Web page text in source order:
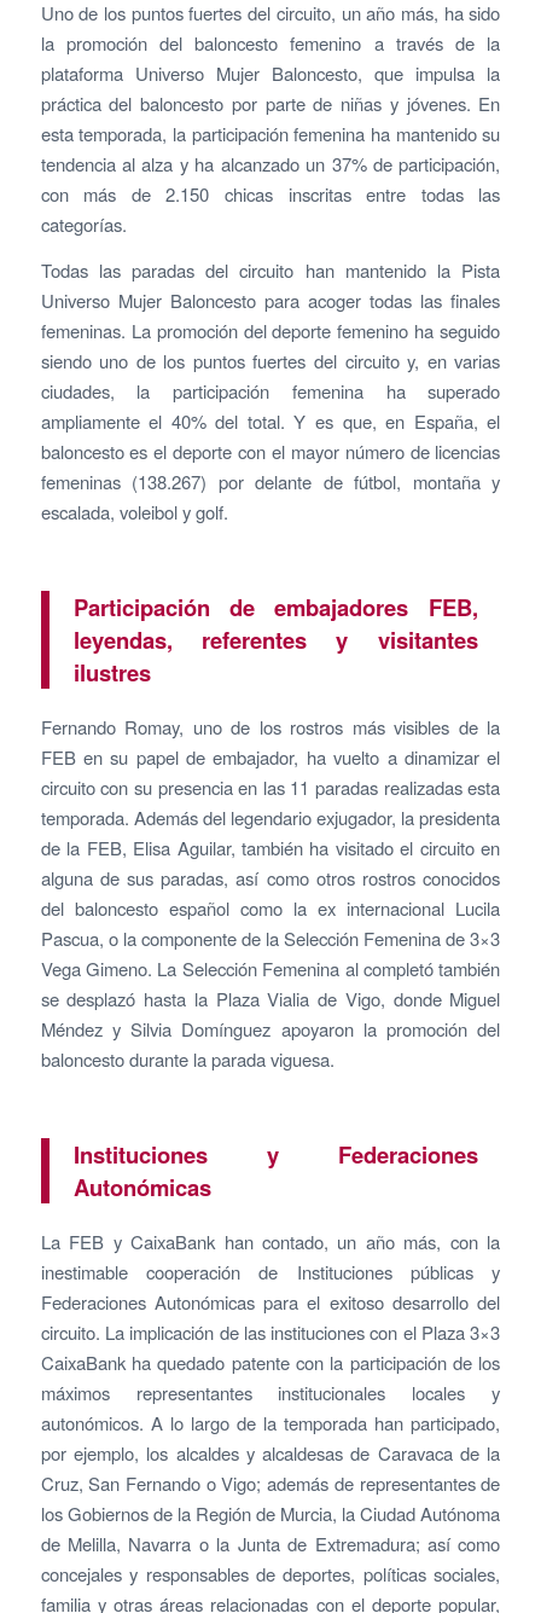
Uno de los puntos fuertes del circuito, un año más, ha sido
la promoción del baloncesto femenino a través de la
plataforma Universo Mujer Baloncesto, que impulsa la
práctica del baloncesto por parte de niñas y jóvenes. En
esta temporada, la participación femenina ha mantenido su
tendencia al alza y ha alcanzado un 37% de participación,
con más de 2.150 chicas inscritas entre todas las
categorías.
Todas las paradas del circuito han mantenido la Pista
Universo Mujer Baloncesto para acoger todas las finales
femeninas. La promoción del deporte femenino ha seguido
siendo uno de los puntos fuertes del circuito y, en varias
ciudades, la participación femenina ha superado
ampliamente el 40% del total. Y es que, en España, el
baloncesto es el deporte con el mayor número de licencias
femeninas (138.267) por delante de fútbol, montaña y
escalada, voleibol y golf.
Participación de embajadores FEB,
leyendas, referentes y visitantes
ilustres
Fernando Romay, uno de los rostros más visibles de la
FEB en su papel de embajador, ha vuelto a dinamizar el
circuito con su presencia en las 11 paradas realizadas esta
temporada. Además del legendario exjugador, la presidenta
de la FEB, Elisa Aguilar, también ha visitado el circuito en
alguna de sus paradas, así como otros rostros conocidos
del baloncesto español como la ex internacional Lucila
Pascua, o la componente de la Selección Femenina de 3×3
Vega Gimeno. La Selección Femenina al completó también
se desplazó hasta la Plaza Vialia de Vigo, donde Miguel
Méndez y Silvia Domínguez apoyaron la promoción del
baloncesto durante la parada viguesa.
Instituciones y Federaciones
Autonómicas
La FEB y CaixaBank han contado, un año más, con la
inestimable cooperación de Instituciones públicas y
Federaciones Autonómicas para el exitoso desarrollo del
circuito. La implicación de las instituciones con el Plaza 3×3
CaixaBank ha quedado patente con la participación de los
máximos representantes institucionales locales y
autonómicos. A lo largo de la temporada han participado,
por ejemplo, los alcaldes y alcaldesas de Caravaca de la
Cruz, San Fernando o Vigo; además de representantes de
los Gobiernos de la Región de Murcia, la Ciudad Autónoma
de Melilla, Navarra o la Junta de Extremadura; así como
concejales y responsables de deportes, políticas sociales,
familia y otras áreas relacionadas con el deporte popular,